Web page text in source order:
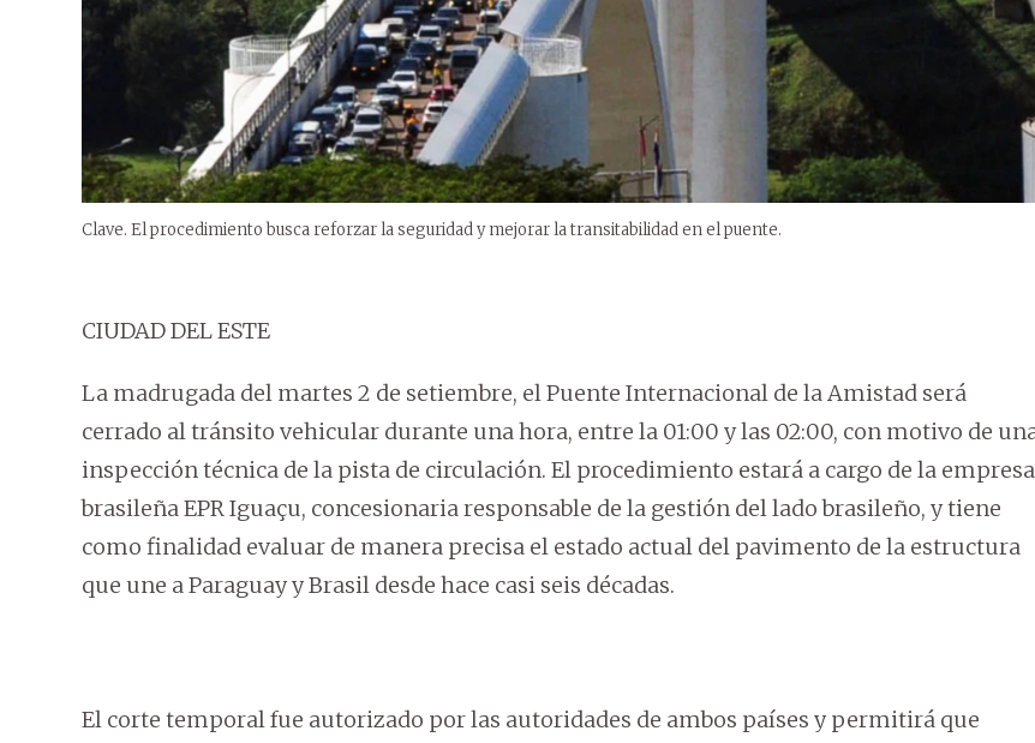
Clave. El procedimiento busca reforzar la seguridad y mejorar la transitabilidad en el puente.
CIUDAD DEL ESTE
La madrugada del martes 2 de setiembre, el Puente Internacional de la Amistad será
cerrado al tránsito vehicular durante una hora, entre la 01:00 y las 02:00, con motivo de
inspección técnica de la pista de circulación. El procedimiento estará a cargo de la empresa
brasileña EPR Iguaçu, concesionaria responsable de la gestión del lado brasileño, y tiene
como finalidad evaluar de manera precisa el estado actual del pavimento de la estructura
que une a Paraguay y Brasil desde hace casi seis décadas.
El corte temporal fue autorizado por las autoridades de ambos países y permitirá que